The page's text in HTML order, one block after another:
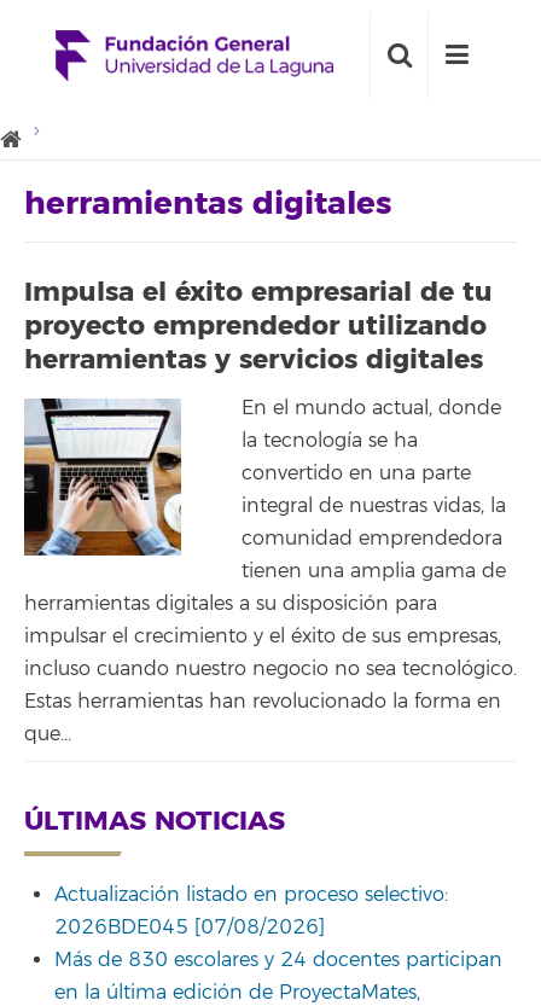
herramientas digitales
Impulsa el éxito empresarial de tu
proyecto emprendedor utilizando
herramientas y servicios digitales
En el mundo actual, donde
la tecnología se ha
convertido en una parte
integral de nuestras vidas, la
comunidad emprendedora
tienen una amplia gama de
herramientas digitales a su disposición para
impulsar el crecimiento y el éxito de sus empresas,
incluso cuando nuestro negocio no sea tecnológico.
Estas herramientas han revolucionado la forma en
que...
ÚLTIMAS NOTICIAS
Actualización listado en proceso selectivo:
2026BDE045 [07/08/2026]
Más de 830 escolares y 24 docentes participan
en la última edición de ProyectaMates,